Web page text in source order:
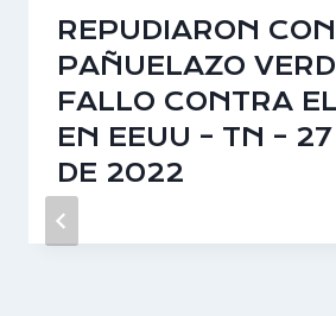
REPUDIARON
PAÑUELAZO
FALLO CONTRA
EN EEUU – TN – 27
DE 2022